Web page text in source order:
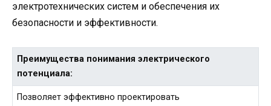
электротехнических систем и обеспечения их
безопасности и эффективности.
Преимущества понимания электрического
потенциала:
Позволяет эффективно проектировать